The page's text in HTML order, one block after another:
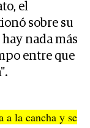
el
sobre su
nada más
entre que
a la cancha y se